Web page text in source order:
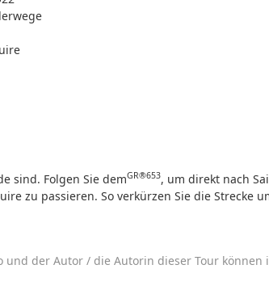
sind. Folgen Sie demGR®653, um direkt nach
zu passieren. So verkürzen Sie die Strecke
der Autor / die Autorin dieser Tour können